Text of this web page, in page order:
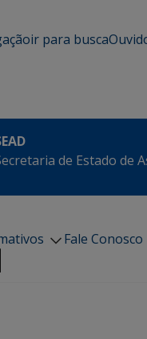
ir para busca
de Estado de
Fale Conosco